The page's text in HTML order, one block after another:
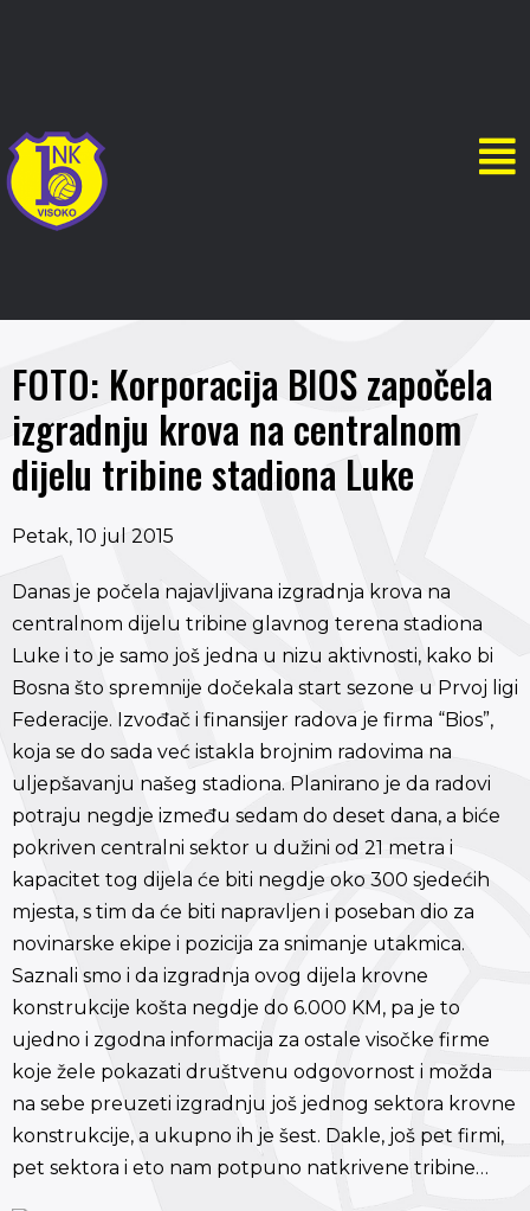
FOTO: Korporacija BIOS započela
izgradnju krova na centralnom
dijelu tribine stadiona Luke
Petak, 10 jul 2015
Danas je počela najavljivana izgradnja krova na
centralnom dijelu tribine glavnog terena stadiona
Luke i to je samo još jedna u nizu aktivnosti, kako bi
Bosna što spremnije dočekala start sezone u Prvoj ligi
Federacije. Izvođač i finansijer radova je firma “Bios”,
koja se do sada već istakla brojnim radovima na
uljepšavanju našeg stadiona. Planirano je da radovi
potraju negdje između sedam do deset dana, a biće
pokriven centralni sektor u dužini od 21 metra i
kapacitet tog dijela će biti negdje oko 300 sjedećih
mjesta, s tim da će biti napravljen i poseban dio za
novinarske ekipe i pozicija za snimanje utakmica.
Saznali smo i da izgradnja ovog dijela krovne
konstrukcije košta negdje do 6.000 KM, pa je to
ujedno i zgodna informacija za ostale visočke firme
koje žele pokazati društvenu odgovornost i možda
na sebe preuzeti izgradnju još jednog sektora krovne
konstrukcije, a ukupno ih je šest. Dakle, još pet firmi,
pet sektora i eto nam potpuno natkrivene tribine…